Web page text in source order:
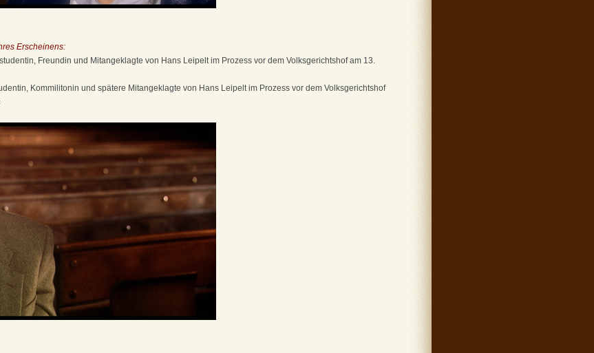
Erscheinens:
Freundin und Mitangeklagte von Hans Leipelt im Prozess vor dem Volksgerichtshof am 13.
Kommilitonin und spätere Mitangeklagte von Hans Leipelt im Prozess vor dem Volksgerichtshof